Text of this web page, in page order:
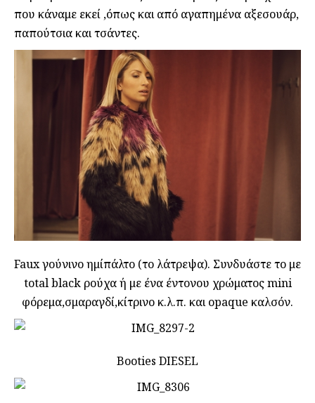
που κάναμε εκεί ,όπως και από αγαπημένα αξεσουάρ,
παπούτσια και τσάντες.
Faux γούνινο ημίπάλτο (το λάτρεψα). Συνδυάστε το με
total black ρούχα ή με ένα έντονου χρώματος mini
φόρεμα,σμαραγδί,κίτρινο κ.λ.π. και opaque καλσόν.
Booties DIESEL